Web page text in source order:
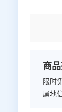
商
限时
属地